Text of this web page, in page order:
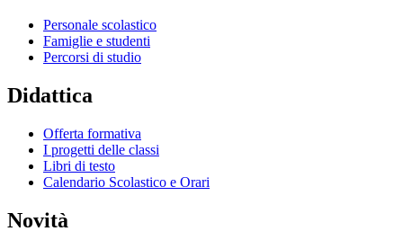
Personale scolastico
Famiglie e studenti
Percorsi di studio
Didattica
Offerta formativa
I progetti delle classi
Libri di testo
Calendario Scolastico e Orari
Novità